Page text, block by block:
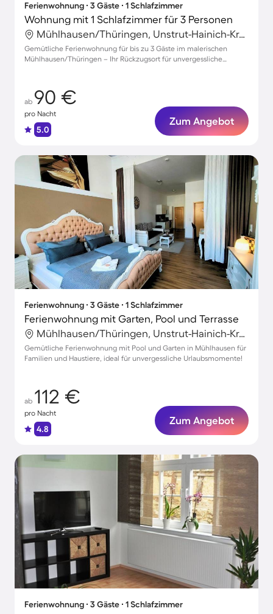
Ferienwohnung ∙ 3 Gäste ∙ 1 Schlafzimmer
Wohnung mit 1 Schlafzimmer für 3 Personen
Mühlhausen/Thüringen, Unstrut-Hainich-Kreis, Deutschland
Gemütliche Ferienwohnung für bis zu 3 Gäste im malerischen
Mühlhausen/Thüringen – Ihr Rückzugsort für unvergessliche
ab 90 €
pro Nacht
5.0
Zum Angebot
Ferienwohnung ∙ 3 Gäste ∙ 1 Schlafzimmer
Ferienwohnung mit Garten, Pool und Terrasse
Mühlhausen/Thüringen, Unstrut-Hainich-Kreis, Deutschland
Gemütliche Ferienwohnung mit Pool und Garten in Mühlhausen für
Familien und Haustiere, ideal für unvergessliche Urlaubsmomente!
ab 112 €
pro Nacht
4.8
Zum Angebot
Ferienwohnung ∙ 3 Gäste ∙ 1 Schlafzimmer